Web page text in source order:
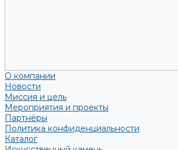
О компании
Новости
Миссия и цель
Мероприятия и проекты
Партнёры
Политика конфиденциальности
Каталог